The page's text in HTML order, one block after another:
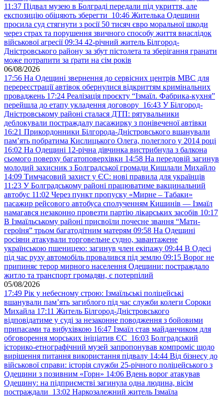
11:37 Підвал музею в Болграді передали під укриття, але
експозицію обіцяють зберегти 10:46 Жителька Одещини
просила суд стягнути з росії 50 тисяч євро моральної шкоди
через страх та порушення звичного способу життя внаслідок
військової агресії 09:34 42-річний житель Білгород-
Дністровського району за збут пістолета та зберігання гранати
може потрапити за ґрати на сім років
06/08/2026
17:56 На Одещині звернення до сервісних центрів МВС для
перереєстрації автівок обернулися відкриттям кримінальних
проваджень 17:24 Реалізація проєкту “Ізмаїл. Фабрика-кухня”
перейшла до етапу укладення договору 16:43 У Білгород-
Дністровському районі сталася ДТП: рятувальники
деблокували постраждалу пасажирку з понівеченої автівки
16:21 Прикордонники Білгорода-Дністровського вшанували
пам’ять побратима Кислицького Олега, полеглого у 2014 році
16:02 На Одещині 12-річна дівчинка вистрибнула з балкона
сьомого поверху багатоповерхівки 14:58 На передовій загинув
молодий захисник з Болградської громади Кишлали Михайло
14:09 Тимчасовий захист у ЄС: нові правила для українців
11:23 У Болградському районі працюватиме вакцинальний
автобус 11:02 Через пункт пропуску «Мирне – Табаки»
пасажир рейсового автобуса сполученням Кишинів — Ізмаїл
намагався незаконно провезти партію лікарських засобів 10:17
В Ізмаїльському районі присвоїли почесне звання “Мати-
героїня” трьом багатодітним матерям 09:58 На Одещині
росіяни атакували торговельне судно, завантажене
українською пшеницею: загинув член екіпажу 09:44 В Одесі
під час руху автомобіль провалився під землю 09:15 Ворог не
припиняє терор мирного населення Одещини: постраждало
житло та транспорт громадян, є потерпілий
05/08/2026
17:49 Рік у небесному строю: Ізмаїльські поліцейські
вшанували пам’ять загиблого під час служби колеги Сороки
Михайла 17:11 Житель Білгород-Дністровського
відповідатиме у суді за незаконне поводження з бойовими
припасами та вибухівкою 16:47 Ізмаїл став майданчиком для
обговорення морських ініціатив ЄС 16:03 Болградський
історико-етнографічний музей запропонував компроміс щодо
вирішення питання використання підвалу 14:44 Від бізнесу до
військової справи: історія служби 25-річного поліцейського з
Одещини з позивним «Горн» 14:06 Вдень ворог атакував
Одещину: на підприємстві загинула одна людина, вісім
постраждали 13:02 Наркозалежний житель Ізмаїла